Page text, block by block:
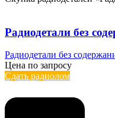
Радиодетали без
Радиодетали без
Цена по запросу
Сдать радиолом